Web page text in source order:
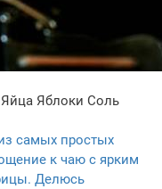
Яйца Яблоки Соль
самых простых
к чаю с ярким
Делюсь